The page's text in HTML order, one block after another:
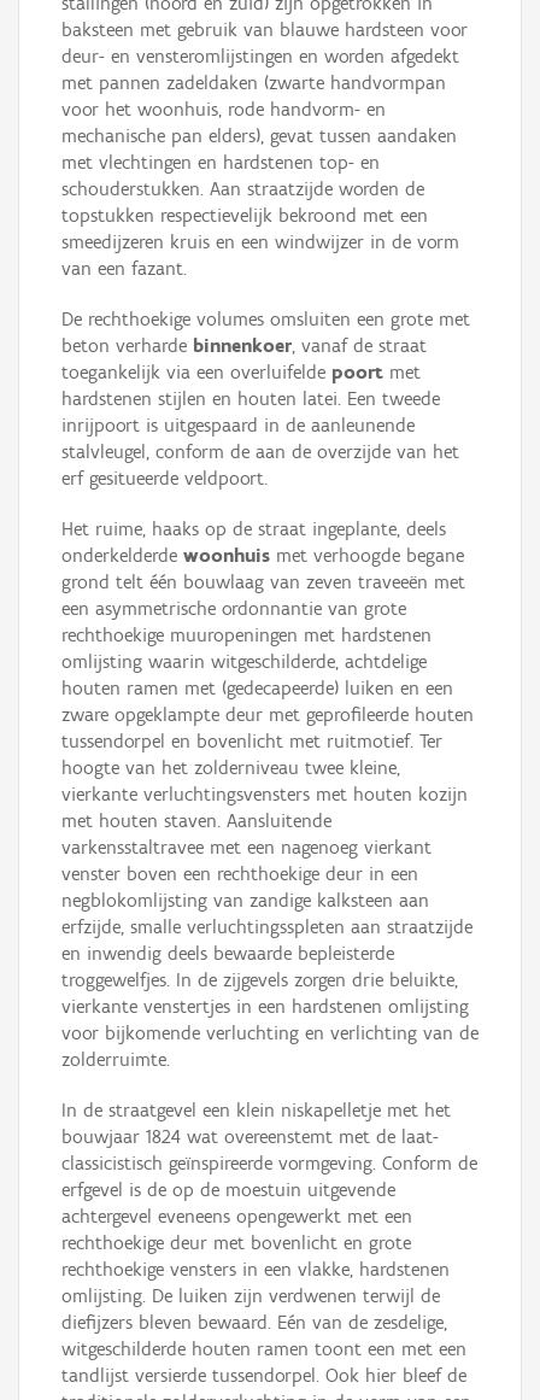
baksteen met gebruik van blauwe hardsteen voor
deur- en vensteromlijstingen en worden afgedekt
met pannen zadeldaken (zwarte handvormpan
voor het woonhuis, rode handvorm- en
mechanische pan elders), gevat tussen aandaken
met vlechtingen en hardstenen top- en
schouderstukken. Aan straatzijde worden de
topstukken respectievelijk bekroond met een
smeedijzeren kruis en een windwijzer in de vorm
van een fazant.
De rechthoekige volumes omsluiten een grote met
beton verharde binnenkoer, vanaf de straat
toegankelijk via een overluifelde poort met
hardstenen stijlen en houten latei. Een tweede
inrijpoort is uitgespaard in de aanleunende
stalvleugel, conform de aan de overzijde van het
erf gesitueerde veldpoort.
Het ruime, haaks op de straat ingeplante, deels
onderkelderde woonhuis met verhoogde begane
grond telt één bouwlaag van zeven traveeën met
een asymmetrische ordonnantie van grote
rechthoekige muuropeningen met hardstenen
omlijsting waarin witgeschilderde, achtdelige
houten ramen met (gedecapeerde) luiken en een
zware opgeklampte deur met geprofileerde houten
tussendorpel en bovenlicht met ruitmotief. Ter
hoogte van het zolderniveau twee kleine,
vierkante verluchtingsvensters met houten kozijn
met houten staven. Aansluitende
varkensstaltravee met een nagenoeg vierkant
venster boven een rechthoekige deur in een
negblokomlijsting van zandige kalksteen aan
erfzijde, smalle verluchtingsspleten aan straatzijde
en inwendig deels bewaarde bepleisterde
troggewelfjes. In de zijgevels zorgen drie beluikte,
vierkante venstertjes in een hardstenen omlijsting
voor bijkomende verluchting en verlichting van de
zolderruimte.
In de straatgevel een klein niskapelletje met het
bouwjaar 1824 wat overeenstemt met de laat-
classicistisch geïnspireerde vormgeving. Conform de
erfgevel is de op de moestuin uitgevende
achtergevel eveneens opengewerkt met een
rechthoekige deur met bovenlicht en grote
rechthoekige vensters in een vlakke, hardstenen
omlijsting. De luiken zijn verdwenen terwijl de
diefijzers bleven bewaard. Eén van de zesdelige,
witgeschilderde houten ramen toont een met een
tandlijst versierde tussendorpel. Ook hier bleef de